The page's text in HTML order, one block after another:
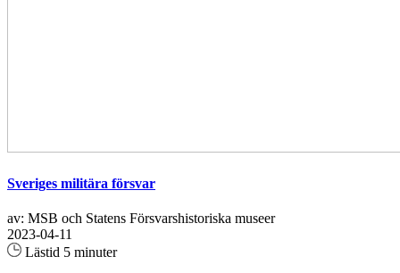
Sveriges militära försvar
av: MSB och Statens Försvarshistoriska museer
2023-04-11
Lästid 5 minuter